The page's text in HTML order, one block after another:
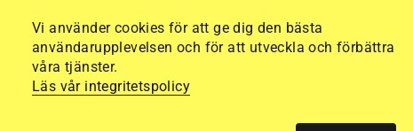
och fotografering i ridhusen. Både av
skyddad identitet, men också på grund av
Det kan skydda några av våra barn och
med att alltid vara ”on camera” även i
Vi använder cookies för att ge dig den bästa
användarupplevelsen och för att utveckla och förbättra
våra tjänster.
Läs vår integritetspolicy